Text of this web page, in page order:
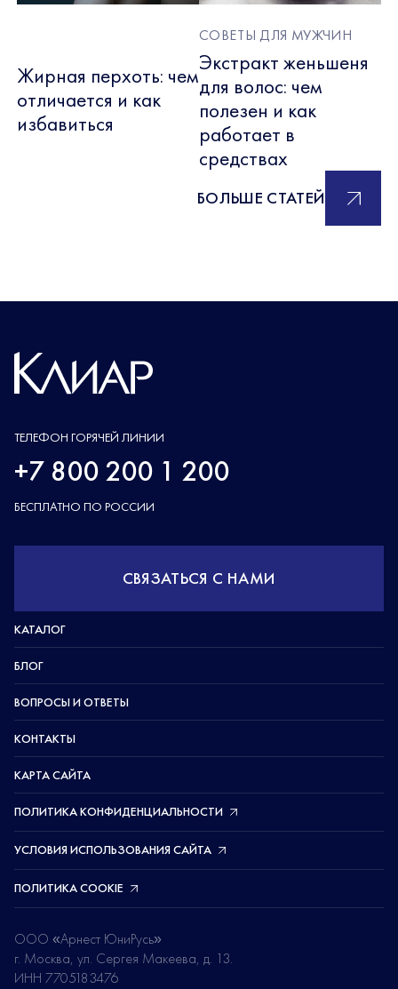
БОЛЬШЕ СТАТЕЙ
Жирная перхоть: чем
отличается и как
избавиться
СОВЕТЫ ДЛЯ МУЖЧИН
Экстракт женьшеня
для волос: чем
полезен и как
работает в
средствах
ТЕЛЕФОН ГОРЯЧЕЙ ЛИНИИ
+7 800 200 1 200
БЕСПЛАТНО ПО РОССИИ
СВЯЗАТЬСЯ С НАМИ
КАТАЛОГ
БЛОГ
ВОПРОСЫ И ОТВЕТЫ
КОНТАКТЫ
КАРТА САЙТА
ПОЛИТИКА КОНФИДЕНЦИАЛЬНОСТИ
УСЛОВИЯ ИСПОЛЬЗОВАНИЯ САЙТА
ПОЛИТИКА COOKIE
ООО «Арнест ЮниРусь»
г. Москва, ул. Сергея Макеева, д. 13.
ИНН 7705183476